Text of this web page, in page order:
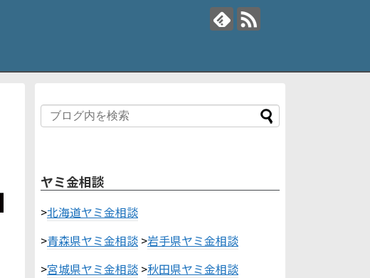
ヤミ金相談
>北海道ヤミ金相談
>青森県ヤミ金相談 >岩手県ヤミ金相談
>宮城県ヤミ金相談 >秋田県ヤミ金相談